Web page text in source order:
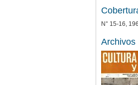
N° 15-16,
Archivos